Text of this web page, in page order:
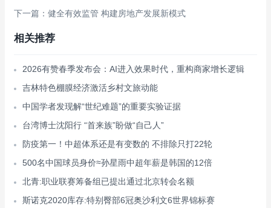
下一篇：健全有效监管 构建房地产发展新模式
相关推荐
2026有赞春季发布会：AI进入效果时代，重构商家增长逻辑
吉林特色棚膜经济激活乡村文旅动能
中国学者发现解“世纪难题”的重要实验证据
台湾博士沈阳行 “首来族”盼做“自己人”
防疫第一！中超体系还是有变数的 不排除只打22轮
500名中国球员身价≈孙星雨中超年薪是韩国的12倍
北青:职业联赛筹备组已提出通过北京转会名额
斯诺克2020库存:特别臀部6冠奥沙利文6世界锦标赛